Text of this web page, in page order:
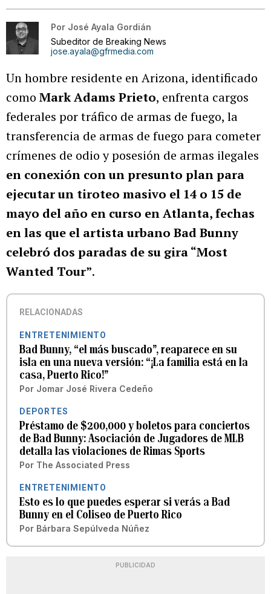
Por José Ayala Gordián
Subeditor de Breaking News
jose.ayala@gfrmedia.com
Un hombre residente en Arizona, identificado
como Mark Adams Prieto, enfrenta cargos
federales por tráfico de armas de fuego, la
transferencia de armas de fuego para cometer
crímenes de odio y posesión de armas ilegales
en conexión con un presunto plan para
ejecutar un tiroteo masivo el 14 o 15 de
mayo del año en curso en Atlanta, fechas
en las que el artista urbano Bad Bunny
celebró dos paradas de su gira “Most
Wanted Tour”.
RELACIONADAS
ENTRETENIMIENTO
Bad Bunny, “el más buscado”, reaparece en su
isla en una nueva versión: “¡La familia está en la
casa, Puerto Rico!”
Por Jomar José Rivera Cedeño
DEPORTES
Préstamo de $200,000 y boletos para conciertos
de Bad Bunny: Asociación de Jugadores de MLB
detalla las violaciones de Rimas Sports
Por The Associated Press
ENTRETENIMIENTO
Esto es lo que puedes esperar si verás a Bad
Bunny en el Coliseo de Puerto Rico
Por Bárbara Sepúlveda Núñez
PUBLICIDAD